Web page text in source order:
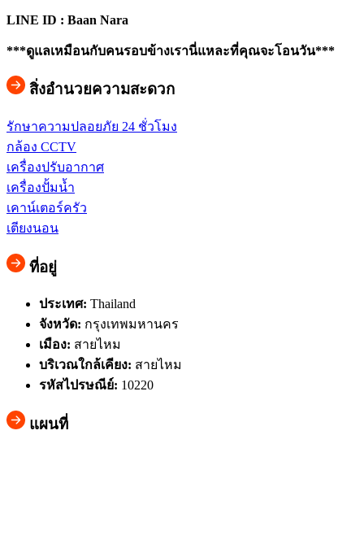
LINE ID : Baan Nara
***ดูแลเหมือนกับคนรอบข้างเรานี่แหละที่คุณจะโอนวัน***
สิ่งอำนวยความสะดวก
รักษาความปลอยภัย 24 ชั่วโมง
กล้อง CCTV
เครื่องปรับอากาศ
เครื่องปั้มน้ำ
เคาน์เตอร์ครัว
เตียงนอน
ที่อยู่
ประเทศ: Thailand
จังหวัด: กรุงเทพมหานคร
เมือง: สายไหม
บริเวณใกล้เคียง: สายไหม
รหัสไปรษณีย์: 10220
แผนที่